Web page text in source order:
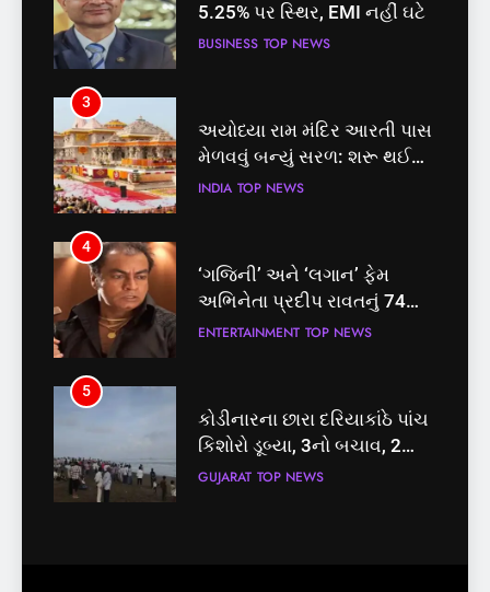
મેળવવું બન્યું સરળ: શરૂ થઈ
તત્કાલ સુવિધા, જાણો સંપૂર્ણ
INDIA TOP NEWS
4
‘ગજિની’ અને ‘લગાન’ ફેમ
અભિનેતા પ્રદીપ રાવતનું 74
વર્ષની વયે નિધન, બ્લડ કેન્સર
ENTERTAINMENT
5
કોડીનારના છારા દરિયાકાંઠે પાંચ
કિશોરો ડૂબ્યા, 3નો બચાવ, 2
લાપતા
GUJARAT TOP NEWS
6
પાસપોર્ટ વેરિફિકેશન માટે હવે
પોલીસ સ્ટેશનના ધક્કામાંથી
મુક્તિ,ગુજરાતમાં વેરિફિકેશન
GUJARAT TOP NEWS
5.25% પર સ્થિર, EMI નહીં ઘટે
BUSINESS TOP NEWS
3
અયોધ્યા રામ મંદિર આરતી પાસ
મેળવવું બન્યું સરળ: શરૂ થઈ
તત્કાલ સુવિધા, જાણો સંપૂર્ણ
INDIA TOP NEWS
4
‘ગજિની’ અને ‘લગાન’ ફેમ
અભિનેતા પ્રદીપ રાવતનું 74
વર્ષની વયે નિધન, બ્લડ કેન્સર
ENTERTAINMENT TOP NEWS
5
કોડીનારના છારા દરિયાકાંઠે પાંચ
કિશોરો ડૂબ્યા, 3નો બચાવ, 2
લાપતા
GUJARAT TOP NEWS